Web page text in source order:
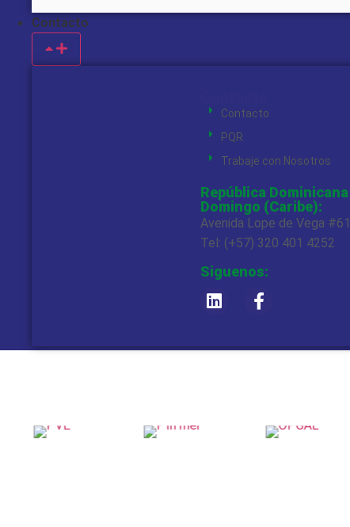
Contacto
Contacto
PQR
Trabaje con Nosotros
República
Domingo (Caribe):
Avenida Lope de Vega
Tel: (+57) 320 401 4252
Siguenos: